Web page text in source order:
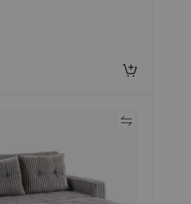
voor woonkamer,